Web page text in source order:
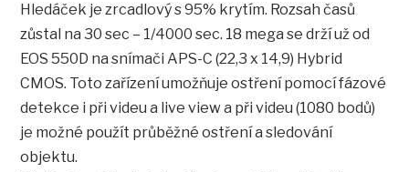
Hledáček je zrcadlový s 95% krytím. Rozsah časů
zůstal na 30 sec – 1/4000 sec. 18 mega se drží už od
EOS 550D na snímači APS-C (22,3 x 14,9) Hybrid
CMOS. Toto zařízení umožňuje ostření pomocí fázové
detekce i při videu a live view a při videu (1080 bodů)
je možné použít průběžné ostření a sledování
objektu.